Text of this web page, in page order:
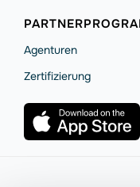
Agenturen
Zertifizierung